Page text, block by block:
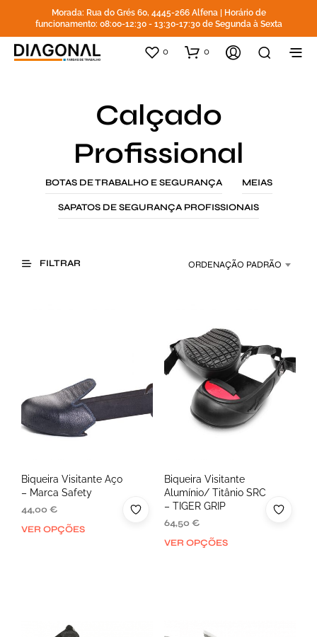
Morada: Rua do Grés 60, 4445-266 Alfena | Horário de
funcionamento: 08:00-12:30 - 13:30-17:30 de Segunda à Sexta
0 0
Calçado
Profissional
BOTAS DE TRABALHO E SEGURANÇA MEIAS
SAPATOS DE SEGURANÇA PROFISSIONAIS
FILTRAR ORDENAÇÃO PADRÃO
Biqueira Visitante Aço
– Marca Safety
44,00 €
VER OPÇÕES
Biqueira Visitante
Alumínio/ Titânio SRC
– TIGER GRIP
64,50 €
VER OPÇÕES